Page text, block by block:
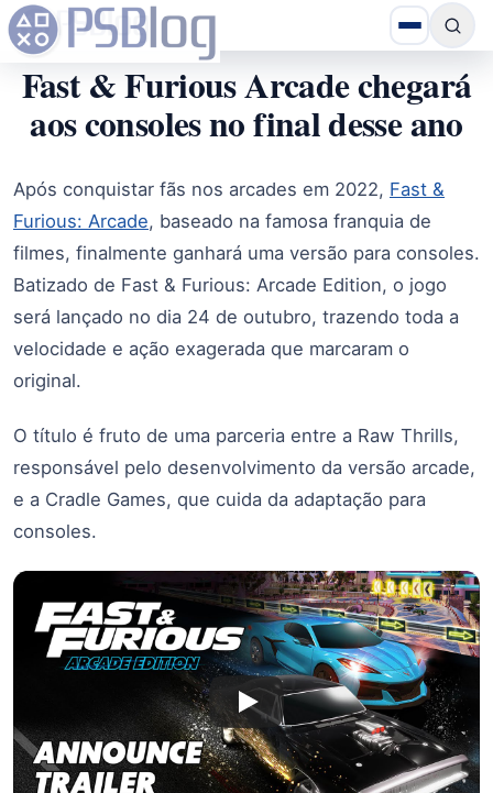
Fast & Furious Arcade chegará
aos consoles no final desse ano
Após conquistar fãs nos arcades em 2022, Fast &
Furious: Arcade, baseado na famosa franquia de
filmes, finalmente ganhará uma versão para consoles.
Batizado de Fast & Furious: Arcade Edition, o jogo
será lançado no dia 24 de outubro, trazendo toda a
velocidade e ação exagerada que marcaram o
original.
O título é fruto de uma parceria entre a Raw Thrills,
responsável pelo desenvolvimento da versão arcade,
e a Cradle Games, que cuida da adaptação para
consoles.